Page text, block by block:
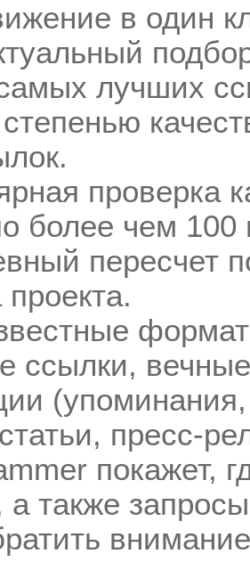
в один
лучших
проверка
более чем 100
пересчет
проекта.
ссылки,
пресс-
покажет,
а также